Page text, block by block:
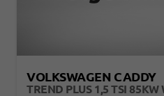
VOLKSWAGEN CADDY
TREND PLUS 1,5 TSI 85KW